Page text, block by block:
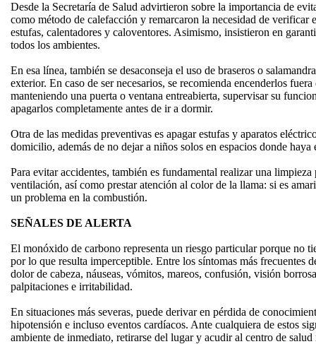
Desde la Secretaría de Salud advirtieron sobre la importancia de
como método de calefacción y remarcaron la necesidad de verificar
estufas, calentadores y caloventores. Asimismo, insistieron en
todos los ambientes.
En esa línea, también se desaconseja el uso de braseros o
exterior. En caso de ser necesarios, se recomienda encenderlos
manteniendo una puerta o ventana entreabierta, supervisar su
apagarlos completamente antes de ir a dormir.
Otra de las medidas preventivas es apagar estufas y aparatos
domicilio, además de no dejar a niños solos en espacios donde haya
Para evitar accidentes, también es fundamental realizar una
ventilación, así como prestar atención al color de la llama: si es
un problema en la combustión.
SEÑALES DE ALERTA
El monóxido de carbono representa un riesgo particular porque no
por lo que resulta imperceptible. Entre los síntomas más frecuentes
dolor de cabeza, náuseas, vómitos, mareos, confusión, visión
palpitaciones e irritabilidad.
En situaciones más severas, puede derivar en pérdida de
hipotensión e incluso eventos cardíacos. Ante cualquiera de estos
ambiente de inmediato, retirarse del lugar y acudir al centro de salud